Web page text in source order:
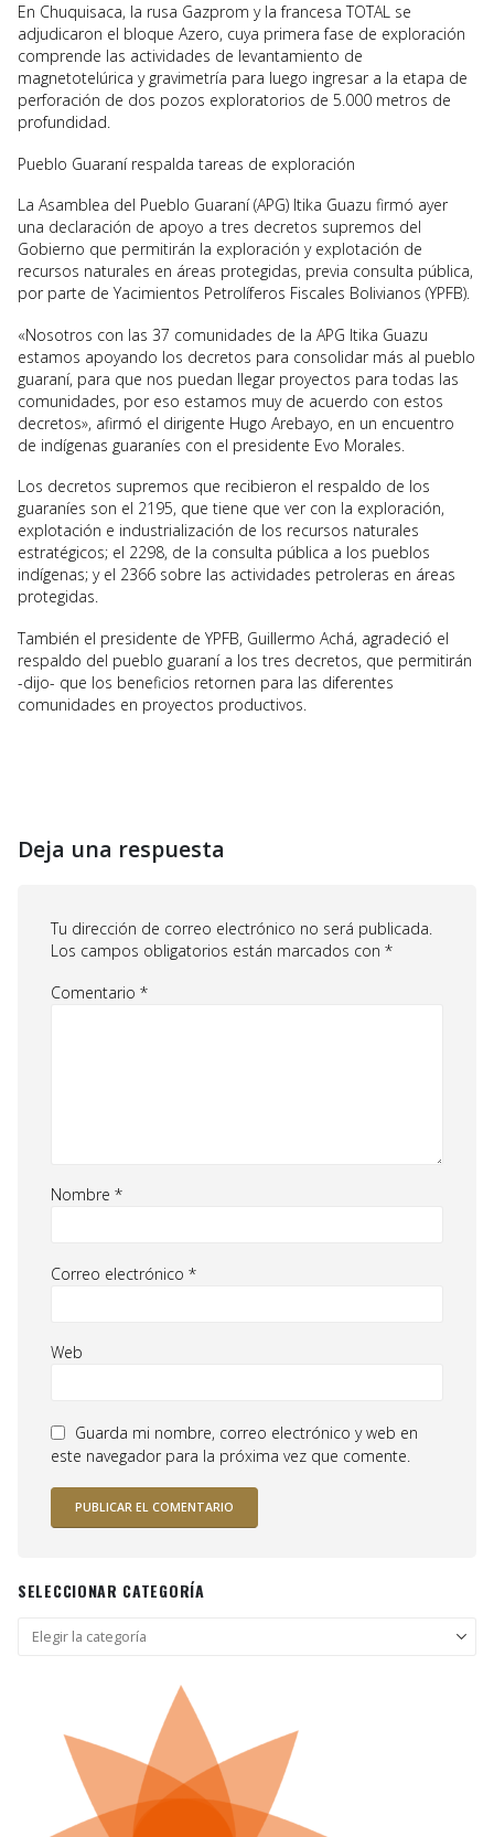
En Chuquisaca, la rusa Gazprom y la francesa TOTAL se
adjudicaron el bloque Azero, cuya primera fase de exploración
comprende las actividades de levantamiento de
magnetotelúrica y gravimetría para luego ingresar a la etapa de
perforación de dos pozos exploratorios de 5.000 metros de
profundidad.
Pueblo Guaraní respalda tareas de exploración
La Asamblea del Pueblo Guaraní (APG) Itika Guazu firmó ayer
una declaración de apoyo a tres decretos supremos del
Gobierno que permitirán la exploración y explotación de
recursos naturales en áreas protegidas, previa consulta pública,
por parte de Yacimientos Petrolíferos Fiscales Bolivianos (YPFB).
«Nosotros con las 37 comunidades de la APG Itika Guazu
estamos apoyando los decretos para consolidar más al pueblo
guaraní, para que nos puedan llegar proyectos para todas las
comunidades, por eso estamos muy de acuerdo con estos
decretos», afirmó el dirigente Hugo Arebayo, en un encuentro
de indígenas guaraníes con el presidente Evo Morales.
Los decretos supremos que recibieron el respaldo de los
guaraníes son el 2195, que tiene que ver con la exploración,
explotación e industrialización de los recursos naturales
estratégicos; el 2298, de la consulta pública a los pueblos
indígenas; y el 2366 sobre las actividades petroleras en áreas
protegidas.
También el presidente de YPFB, Guillermo Achá, agradeció el
respaldo del pueblo guaraní a los tres decretos, que permitirán
-dijo- que los beneficios retornen para las diferentes
comunidades en proyectos productivos.
Deja una respuesta
Tu dirección de correo electrónico no será publicada.
Los campos obligatorios están marcados con *
Comentario *
Nombre *
Correo electrónico *
Web
Guarda mi nombre, correo electrónico y web en
este navegador para la próxima vez que comente.
SELECCIONAR CATEGORÍA
Seleccionar
categoría